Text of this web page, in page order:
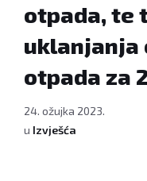
otpada, te
uklanjanja
otpada za
24. ožujka 2023.
u Izvješća